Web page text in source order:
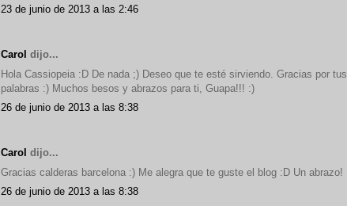
23 de junio de 2013 a las 2:46
Carol dijo...
Hola Cassiopeia :D De nada ;) Deseo que te esté sirviendo. Gracias por tus
palabras :) Muchos besos y abrazos para ti, Guapa!!! :)
26 de junio de 2013 a las 8:38
Carol dijo...
Gracias calderas barcelona :) Me alegra que te guste el blog :D Un abrazo!
26 de junio de 2013 a las 8:38